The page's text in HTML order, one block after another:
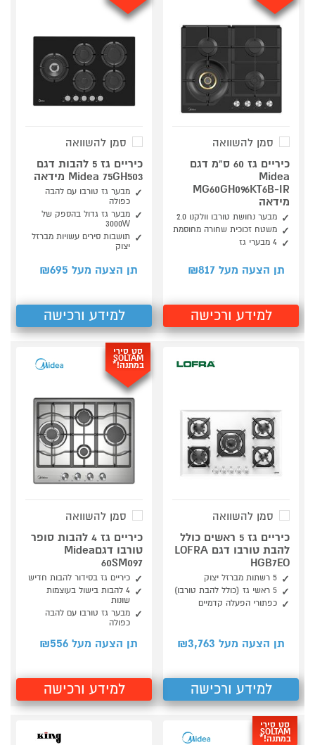
סמן להשוואה
כיריים גז 60 ס"מ דגם
Midea
MG60GH096KT6B-IR
מידאה
מבער נחושת טורבו וולקנו 2.0
משטח זכוכית שחורה מחוסמת
4 מבערי גז
תן הצעה מעל ₪ 817
למידע ורכישה
סמן להשוואה
כיריים גז 5 להבות דגם
Midea 75GH503 מידאה
מבער גז טורבו עם להבה
כפולה
מבער גז גדול בהספק של
3000W
תושבות סירים עשויות מברזל
יצוק
תן הצעה מעל ₪ 695
למידע ורכישה
סמן להשוואה
כיריים גז 5 ראשים כולל
להבת טורבו דגם LOFRA
HGB7EO
5 רשתות מברזל יצוק
5 ראשי גז (כולל להבת טורבו)
כפתורי הפעלה קדמיים
תן הצעה מעל ₪ 3,763
למידע ורכישה
סט סירי
SOLTAM
במתנה!*
סמן להשוואה
כיריים גז 4 להבות סופר
טורבו דגםMidea
60SM097
כיריים גז בסידור להבות חדיש
4 להבות בישול בעוצמות
שונות
מבער גז טורבו עם להבה
כפולה
תן הצעה מעל ₪ 556
למידע ורכישה
סט סירי
SOLTAM
במתנה!*